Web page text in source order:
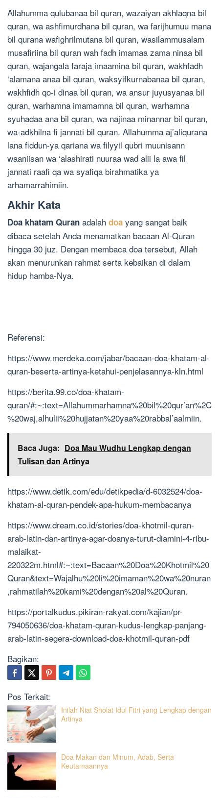
Allahumma qulubanaa bil quran, wazaiyan akhlaqna bil
quran, wa ashfimurdhana bil quran, wa farijhumuu mana
bil qurana wafighrilmutana bil quran, wasilammusalam
musafiriina bil quran wah fadh imamaa zama ninaa bil
quran, wajangala faraja imaamina bil quran, wakhfadh
‘alamana anaa bil quran, waksyifkurnabanaa bil quran,
wakhfidh qo-i dinaa bil quran, wa ansur juyusyanaa bil
quran, warhamna imamamna bil quran, warhamna
syuhadaa ana bil quran, wa najinaa minannar bil quran,
wa-adkhilna fi jannati bil quran. Allahumma aj’aliqurana
lana fiddun-ya qariana wa filyyil qubri muunisann
waaniisan wa ‘alashirati nuuraa wad alii la awa fil
jannati raafi qa wa syafiqa birahmatika ya
arhamarrahimiin.
Akhir Kata
Doa khatam Quran adalah doa yang sangat baik
dibaca setelah Anda menamatkan bacaan Al-Quran
hingga 30 juz. Dengan membaca doa tersebut, Allah
akan menurunkan rahmat serta kebaikan di dalam
hidup hamba-Nya.
Referensi:
https://www.merdeka.com/jabar/bacaan-doa-khatam-al-
quran-beserta-artinya-ketahui-penjelasannya-kln.html
https://berita.99.co/doa-khatam-
quran/#:~:text=Allahummarhamna%20bil%20qur’an%2C
%20waj,alhulii%20hujjatan%20yaa%20rabbal’aalmiin.
Baca Juga: Doa Mau Wudhu Lengkap dengan
Tulisan dan Artinya
https://www.detik.com/edu/detikpedia/d-6032524/doa-
khatam-al-quran-pendek-apa-hukum-membacanya
https://www.dream.co.id/stories/doa-khotmil-quran-
arab-latin-dan-artinya-agar-doanya-turut-diamini-4-ribu-
malaikat-
220322m.html#:~:text=Bacaan%20Doa%20Khotmil%20
Quran&text=Wajalhu%20li%20imaman%20wa%20nuran
,rahmatilah%20kami%20dengan%20al%20Quran.
https://portalkudus.pikiran-rakyat.com/kajian/pr-
794050636/doa-khatam-quran-kudus-lengkap-panjang-
arab-latin-segera-download-doa-khotmil-quran-pdf
Bagikan:
Pos Terkait:
Inilah Niat Sholat Idul Fitri yang Lengkap dengan
Artinya
Doa Makan dan Minum, Adab, Serta
Keutamaannya